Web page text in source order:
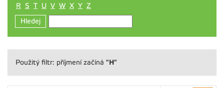
R S T U V W X Y Z
Hledej
Použitý filtr: příjmení začíná "H"